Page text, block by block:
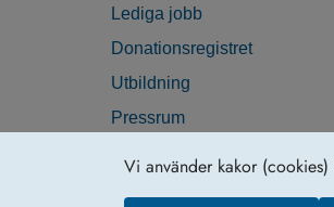
Vi använder kakor
Lediga jobb
Donationsregistret
Utbildning
Pressrum